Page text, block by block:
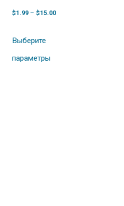
$1.99 – $15.00
Выберите
параметры